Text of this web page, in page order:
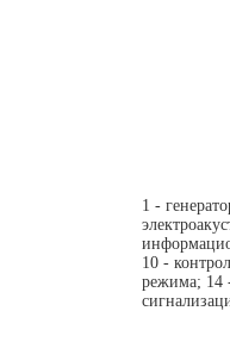
1 -
10 -
режима; 14